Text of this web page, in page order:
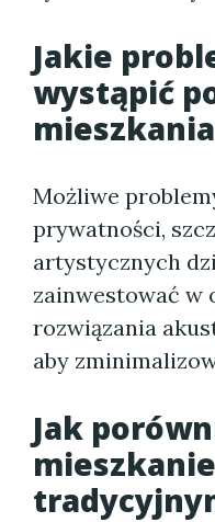
Jakie
wystąpić
Możliwe
prywatności,
artystycznych
zainwestować w
rozwiązania
aby
Jak